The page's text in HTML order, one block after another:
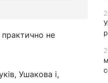
практично не
Ушакова і,